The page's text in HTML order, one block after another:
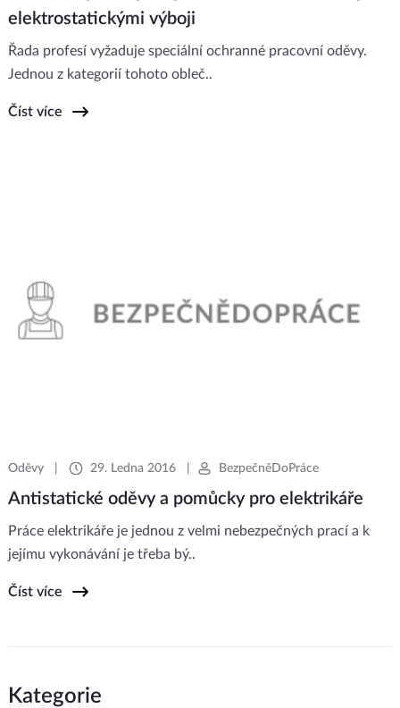
elektrostatickými výboji
Řada profesí vyžaduje speciální ochranné pracovní oděvy.
Jednou z kategorií tohoto obleč..
Číst více
Oděvy| 29. Ledna 2016| BezpečněDoPráce
Antistatické oděvy a pomůcky pro elektrikáře
Práce elektrikáře je jednou z velmi nebezpečných prací a k
jejímu vykonávání je třeba bý..
Číst více
Kategorie